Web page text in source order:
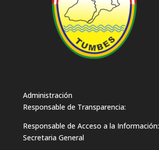
Administración
Responsable de Transparencia:
Responsable de Acceso a la Información:
Secretaria General